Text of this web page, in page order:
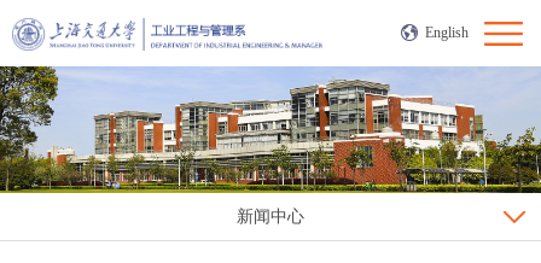
English
新闻中心